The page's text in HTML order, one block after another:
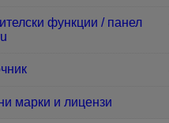
функции / панел
марки и лицензи